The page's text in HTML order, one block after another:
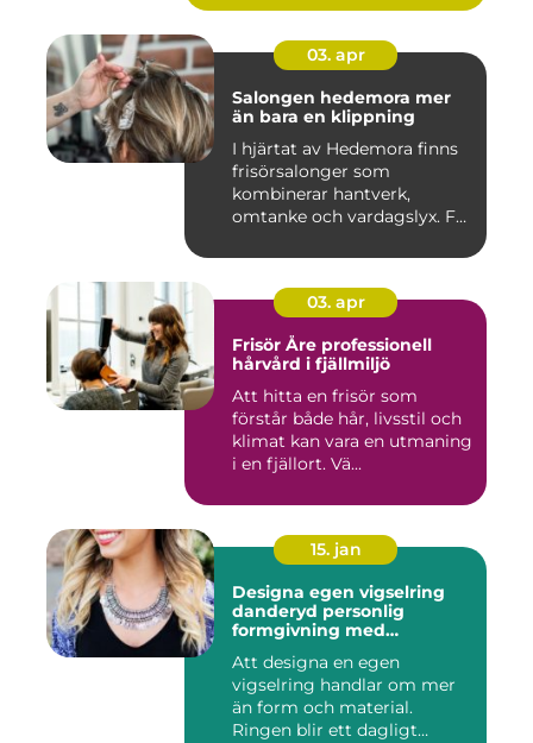
03. apr
Salongen hedemora mer
än bara en klippning
I hjärtat av Hedemora finns
frisörsalonger som
kombinerar hantverk,
omtanke och vardagslyx. För
03. apr
Frisör Åre professionell
hårvård i fjällmiljö
Att hitta en frisör som
förstår både hår, livsstil och
klimat kan vara en utmaning
i en fjällort. Vä...
15. jan
Designa egen vigselring
danderyd personlig
formgivning med
Att designa en egen
vigselring handlar om mer
än form och material.
Ringen blir ett dagligt